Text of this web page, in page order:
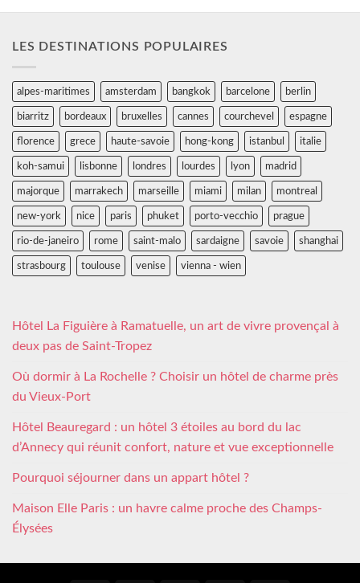
LES DESTINATIONS POPULAIRES
alpes-maritimes amsterdam bangkok barcelone berlin
biarritz bordeaux bruxelles cannes courchevel espagne
florence grece haute-savoie hong-kong istanbul italie
koh-samui lisbonne londres lourdes lyon madrid
majorque marrakech marseille miami milan montreal
new-york nice paris phuket porto-vecchio prague
rio-de-janeiro rome saint-malo sardaigne savoie shanghai
strasbourg toulouse venise vienna - wien
Hôtel La Figuière à Ramatuelle, un art de vivre provençal à
deux pas de Saint-Tropez
Où dormir à La Rochelle ? Choisir un hôtel de charme près
du Vieux-Port
Hôtel Beauregard : un hôtel 3 étoiles au bord du lac
d’Annecy qui réunit confort, nature et vue exceptionnelle
Pourquoi séjourner dans un appart hôtel ?
Maison Elle Paris : un havre calme proche des Champs-
Élysées